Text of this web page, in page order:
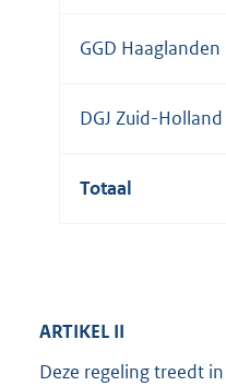
GGD Haaglanden
DGJ Zuid-
Totaal
ARTIKEL II
Deze regeling treedt